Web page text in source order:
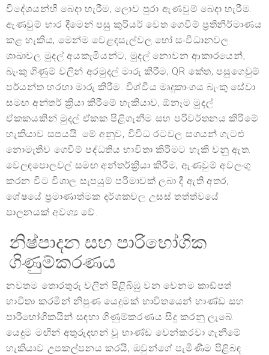
විදේශයන්හි බෙදා හැරීම, ලොව පුරා ඇණවුම් බෙදා හැරීම.
ඇණවුම් භාර දීමෙන් පසු කුරියර් වෙත ගෙවීම් ප්‍රතිනිර්මාණය
කළ හැකිය, මෙන්ම වෙළඳසැල්වල හෝ සංවිධානවල
ශාඛාවල මුදල් අයකැමියන්ට, මුදල් නොවන ආකාරයෙන්,
බැංකු ගිණුම් වලින් අරමුදල් මාරු කිරීම, QR කේත, පසුගෙවුම්
පර්යන්ත හරහා මාරු කිරීම. විශ්වීය මෘදුකාංගය බැංකු සේවා
සමඟ අන්තර් ක්‍රියා කිරීමේ හැකියාව, ඕනෑම මුදල්
ඒකකයකින් මුදල් ඒකක පිළිගැනීම සහ පරිවර්තනය කිරීමේ
හැකියාව සපයයි. මේ අනුව, විවිධ රටවල සගයන් ගැටළු
නොමැතිව ගෙවීම් පද්ධතිය භාවිතා කිරීමට හැකි වනු ඇත.
වෙලඳපොලවල් සමඟ අන්තර්ක්‍රියා කිරීම, ඇණවුම් අවලංගු
කරන විට විශාල සැපයුම් පරිමාවක් ලබා දී ඇති අතර,
ශේෂයේ ප්‍රමාණාත්මක දර්ශකවල උසස් තත්ත්වයේ
පාලනයක් අවශ්‍ය වේ.
නිෂ්පාදන සහ පාරිභෝගික
ගිණුම්කරණය
නවතම තොරතුරු වලින් පිළිබිඹු වන වෙනම කාඩ්පත්
භාවිතා කරමින් නිපුණ යෙදුමක් භාවිතයෙන් භාණ්ඩ සහ
පාරිභෝගිකයින් සඳහා ගිණුම්කරණය සිදු කරනු ලැබේ.
යෙදුම මඟින් අතුරුදහන් වූ භාණ්ඩ වෙන්කරවා ගැනීමේ
හැකියාව උපකල්පනය කරයි, ඔවුන්ගේ පැමිණීම පිළිබඳ